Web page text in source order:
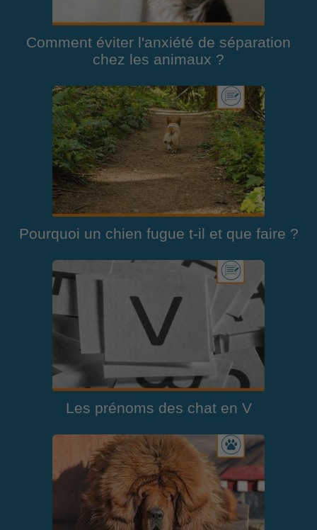
Comment éviter l'anxiété de séparation
chez les animaux ?
Pourquoi un chien fugue t-il et que faire ?
Les prénoms des chat en V